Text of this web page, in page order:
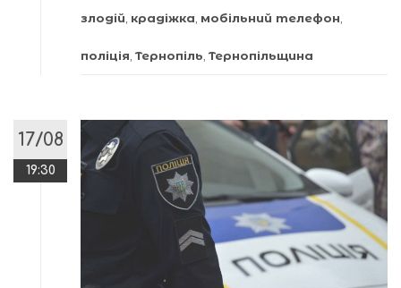
злодій крадіжка мобільний телефон
поліція Тернопіль Тернопільщина
17/08
19:30